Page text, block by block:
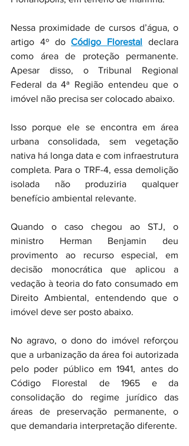
Nessa proximidade de cursos d’água, o
artigo 4º do Código Florestal declara
como área de proteção permanente.
Apesar disso, o Tribunal Regional
Federal da 4ª Região entendeu que o
imóvel não precisa ser colocado abaixo.
Isso porque ele se encontra em área
urbana consolidada, sem vegetação
nativa há longa data e com infraestrutura
completa. Para o TRF-4, essa demolição
isolada não produziria qualquer
benefício ambiental relevante.
Quando o caso chegou ao STJ, o
ministro Herman Benjamin deu
provimento ao recurso especial, em
decisão monocrática que aplicou a
vedação à teoria do fato consumado em
Direito Ambiental, entendendo que o
imóvel deve ser posto abaixo.
No agravo, o dono do imóvel reforçou
que a urbanização da área foi autorizada
pelo poder público em 1941, antes do
Código Florestal de 1965 e da
consolidação do regime jurídico das
áreas de preservação permanente, o
que demandaria interpretação diferente.